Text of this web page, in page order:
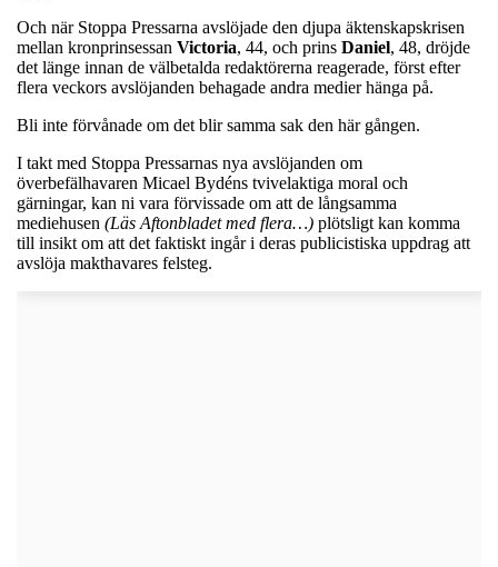
Och när Stoppa Pressarna avslöjade den djupa äktenskapskrisen
mellan kronprinsessan Victoria, 44, och prins Daniel, 48, dröjde
det länge innan de välbetalda redaktörerna reagerade, först efter
flera veckors avslöjanden behagade andra medier hänga på.
Bli inte förvånade om det blir samma sak den här gången.
I takt med Stoppa Pressarnas nya avslöjanden om
överbefälhavaren Micael Bydéns tvivelaktiga moral och
gärningar, kan ni vara förvissade om att de långsamma
mediehusen (Läs Aftonbladet med flera…) plötsligt kan komma
till insikt om att det faktiskt ingår i deras publicistiska uppdrag att
avslöja makthavares felsteg.